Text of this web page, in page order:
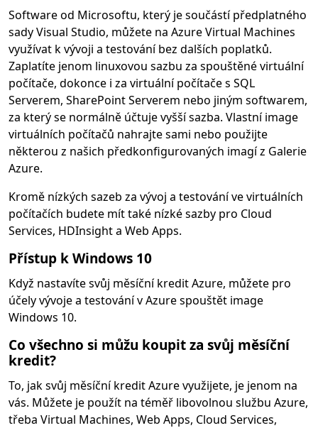
Software od Microsoftu, který je součástí předplatného
sady Visual Studio, můžete na Azure Virtual Machines
využívat k vývoji a testování bez dalších poplatků.
Zaplatíte jenom linuxovou sazbu za spouštěné virtuální
počítače, dokonce i za virtuální počítače s SQL
Serverem, SharePoint Serverem nebo jiným softwarem,
za který se normálně účtuje vyšší sazba. Vlastní image
virtuálních počítačů nahrajte sami nebo použijte
některou z našich předkonfigurovaných imagí z Galerie
Azure.
Kromě nízkých sazeb za vývoj a testování ve virtuálních
počítačích budete mít také nízké sazby pro Cloud
Services, HDInsight a Web Apps.
Přístup k Windows 10
Když nastavíte svůj měsíční kredit Azure, můžete pro
účely vývoje a testování v Azure spouštět image
Windows 10.
Co všechno si můžu koupit za svůj měsíční
kredit?
To, jak svůj měsíční kredit Azure využijete, je jenom na
vás. Můžete je použít na téměř libovolnou službu Azure,
třeba Virtual Machines, Web Apps, Cloud Services,